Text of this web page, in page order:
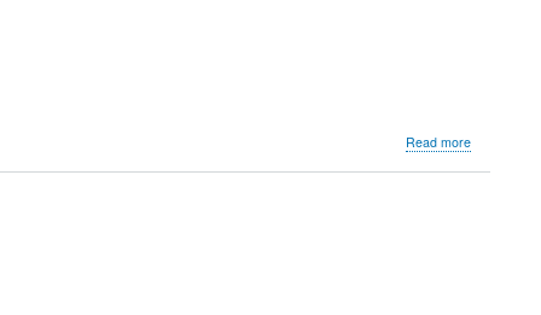
Read moreabout